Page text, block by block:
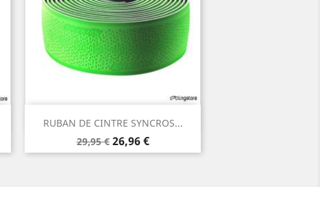
RUBAN DE CINTRE SYNCROS...
Prix
de
29,95 € Prix
26,96 €
Aperçu rapide